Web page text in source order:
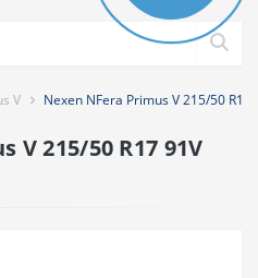
V Nexen NFera Primus V 215/50 R17
V 215/50 R17 91V